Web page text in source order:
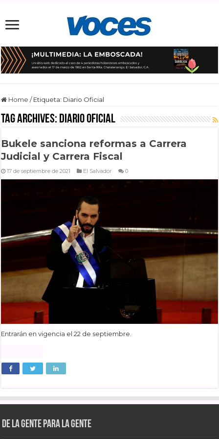
Home / Etiqueta: Diario Oficial
Tag Archives: Diario Oficial
Bukele sanciona reformas a Carrera
Judicial y Carrera Fiscal
17 de septiembre de 2021 El Salvador 0
Entrarán en vigencia el 22 de septiembre.
De la gente para la gente